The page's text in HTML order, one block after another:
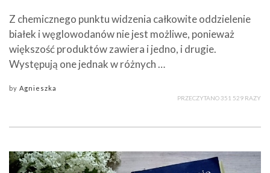
Z chemicznego punktu widzenia całkowite oddzielenie
białek i węglowodanów nie jest możliwe, ponieważ
większość produktów zawiera i jedno, i drugie.
Występują one jednak w różnych …
by Agnieszka
PRZECZYTANO 351 529 RAZY